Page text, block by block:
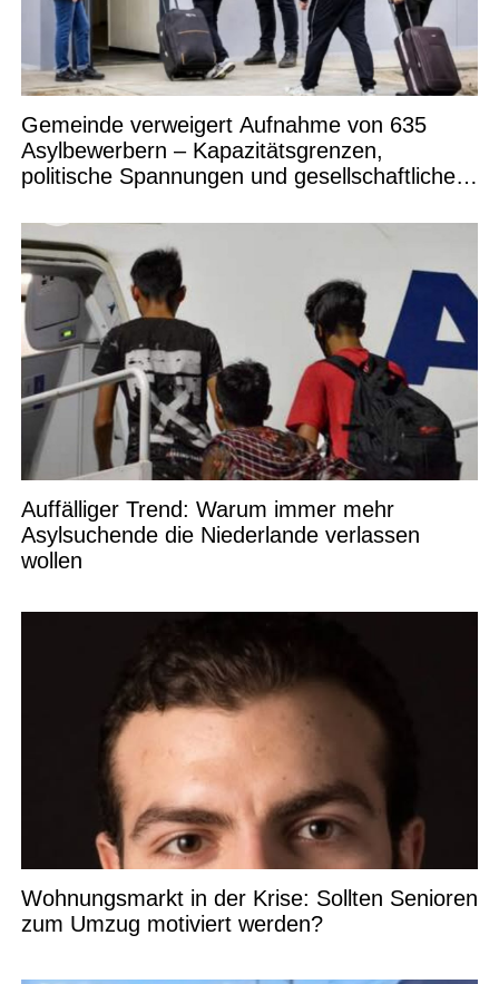
Gemeinde verweigert Aufnahme von 635
Asylbewerbern – Kapazitätsgrenzen,
politische Spannungen und gesellschaftliche
Auffälliger Trend: Warum immer mehr
Asylsuchende die Niederlande verlassen
wollen
Wohnungsmarkt in der Krise: Sollten Senioren
zum Umzug motiviert werden?